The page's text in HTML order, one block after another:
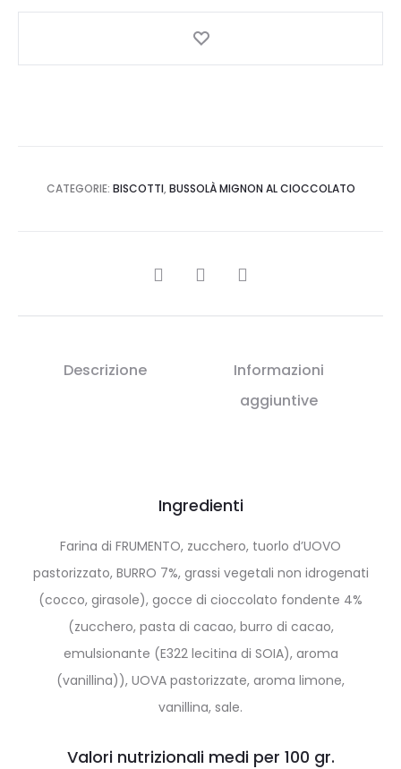
CATEGORIE: BISCOTTI, BUSSOLÀ MIGNON AL CIOCCOLATO
SHARE
Descrizione
Informazioni
aggiuntive
Ingredienti
Farina di FRUMENTO, zucchero, tuorlo d’UOVO
pastorizzato, BURRO 7%, grassi vegetali non idrogenati
(cocco, girasole), gocce di cioccolato fondente 4%
(zucchero, pasta di cacao, burro di cacao,
emulsionante (E322 lecitina di SOIA), aroma
(vanillina)), UOVA pastorizzate, aroma limone,
vanillina, sale.
Valori nutrizionali medi per 100 gr.